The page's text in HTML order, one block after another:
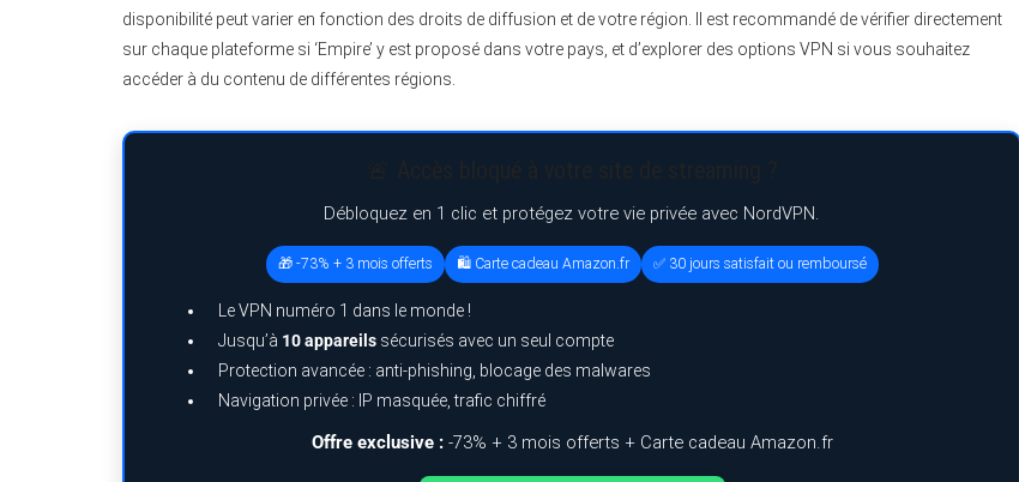
disponibilité peut varier en fonction des droits de diffusion et de votre région. Il est recommandé de vérifier directement
sur chaque plateforme si ‘Empire’ y est proposé dans votre pays, et d’explorer des options VPN si vous souhaitez
accéder à du contenu de différentes régions.
Débloquez en 1 clic et protégez votre vie privée avec NordVPN.
🎁 -73% + 3 mois offerts 🛍️ Carte cadeau Amazon.fr ✅ 30 jours satisfait ou remboursé
Le VPN numéro 1 dans le monde !
Jusqu’à 10 appareils sécurisés avec un seul compte
Protection avancée : anti-phishing, blocage des malwares
Navigation privée : IP masquée, trafic chiffré
Offre exclusive :-73% + 3 mois offerts + Carte cadeau Amazon.fr